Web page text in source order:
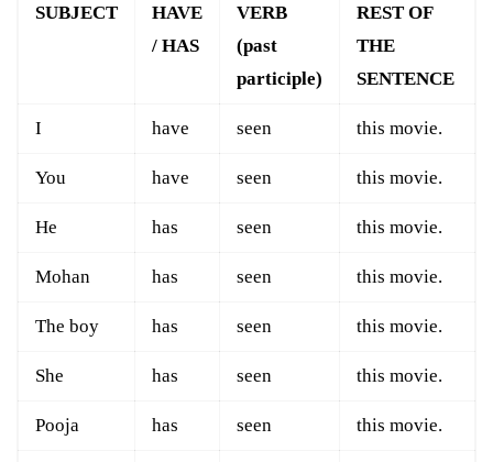
SUBJECT
HAVE
/ HAS
VERB
(past
participle)
REST OF
THE
SENTENCE
I have seen this movie.
You have seen this movie.
He has seen this movie.
Mohan has seen this movie.
The boy has seen this movie.
She has seen this movie.
Pooja has seen this movie.